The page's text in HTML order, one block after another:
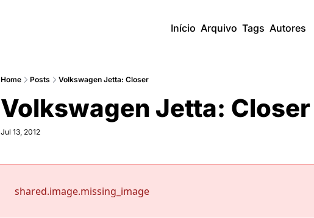
Início Arquivo Tags Autores
Home Posts Volkswagen Jetta: Closer
Volkswagen Jetta: Closer
Jul 13, 2012
shared.image.missing_image